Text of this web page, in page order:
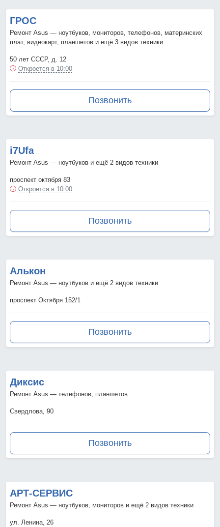
ГРОС
Ремонт Asus — ноутбуков, мониторов, телефонов, материнских
плат, видеокарт, планшетов и ещё 3 видов техники
50 лет СССР, д. 12
Откроется в 10:00
Позвонить
i7Ufa
Ремонт Asus — ноутбуков и ещё 2 видов техники
проспект октября 83
Откроется в 10:00
Позвонить
Алькон
Ремонт Asus — ноутбуков и ещё 2 видов техники
проспект Октября 152/1
Позвонить
Диксис
Ремонт Asus — телефонов, планшетов
Свердлова, 90
Позвонить
АРТ-СЕРВИС
Ремонт Asus — ноутбуков, мониторов и ещё 2 видов техники
ул. Ленина, 26